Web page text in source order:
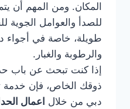
المكان. ومن المهم أن
للصدأ والعوامل الجوية
طويلة، خاصة في أجواء
والرطوبة والغبار.
إذا كنت تبحث عن باب
ذوقك الخاص، فإن
دبي من خلال اعمال